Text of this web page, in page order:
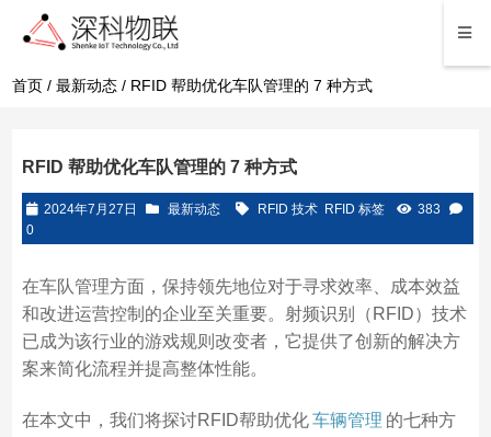
首页 /最新动态 / RFID 帮助优化车队管理的 7 种方式
RFID 帮助优化车队管理的 7 种方式
2024年7月27日 最新动态 RFID 技术 RFID 标签
383
0
在车队管理方面，保持领先地位对于寻求效率、成本效益
和改进运营控制的企业至关重要。射频识别（RFID）技术
已成为该行业的游戏规则改变者，它提供了创新的解决方
案来简化流程并提高整体性能。
在本文中，我们将探讨RFID帮助优化车辆管理 的七种方